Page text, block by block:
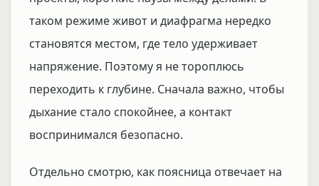
таком режиме живот и диафрагма нередко
становятся местом, где тело удерживает
напряжение. Поэтому я не тороплюсь
переходить к глубине. Сначала важно, чтобы
дыхание стало спокойнее, а контакт
воспринимался безопасно.
Отдельно смотрю, как поясница отвечает на